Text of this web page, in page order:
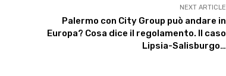
NEXT ARTICLE
Palermo con City Group può andare in
Europa? Cosa dice il regolamento. Il caso
Lipsia-Salisburgo…